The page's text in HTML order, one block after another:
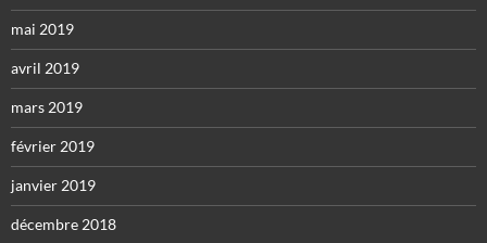
mai 2019
avril 2019
mars 2019
février 2019
janvier 2019
décembre 2018